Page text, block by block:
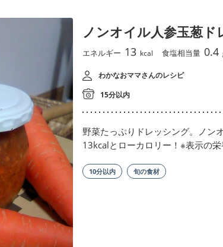
ノンオイル人参玉葱ド
エネルギー 13 kcal 食塩相当量 0.4
わかなおママさんのレシピ
15分以内
野菜たっぷりドレッシング。ノン
13kcalとローカロリー！※表示の
10分以内 旬の食材